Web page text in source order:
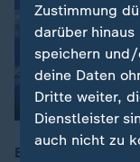
Bevor bei der
Zustimmung
darüber
speichern
deine Daten
Dritte weiter,
Dienstleister
auch nicht zu